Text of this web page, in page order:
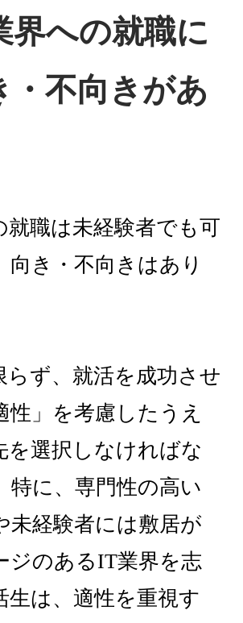
界への就職に
・不向きがあ
就職は未経験者でも可
向き・不向きはあり
らず、就活を成功させ
性」を考慮したうえ
を選択しなければな
特に、専門性の高い
未経験者には敷居が
ジのあるIT業界を志
生は、適性を重視す